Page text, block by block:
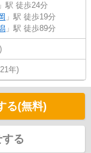
」駅 徒歩24分
」駅 徒歩19分
」駅 徒歩89分
年)
る(無料)
る